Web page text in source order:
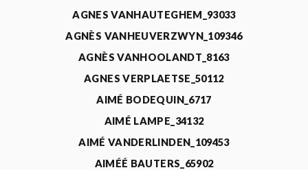
AGNES VANHAUTEGHEM_93033
AGNÈS VANHEUVERZWYN_109346
AGNÈS VANHOOLANDT_8163
AGNES VERPLAETSE_50112
AIMÉ BODEQUIN_6717
AIMÉ LAMPE_34132
AIMÉ VANDERLINDEN_109453
AIMÉÉ BAUTERS_65902